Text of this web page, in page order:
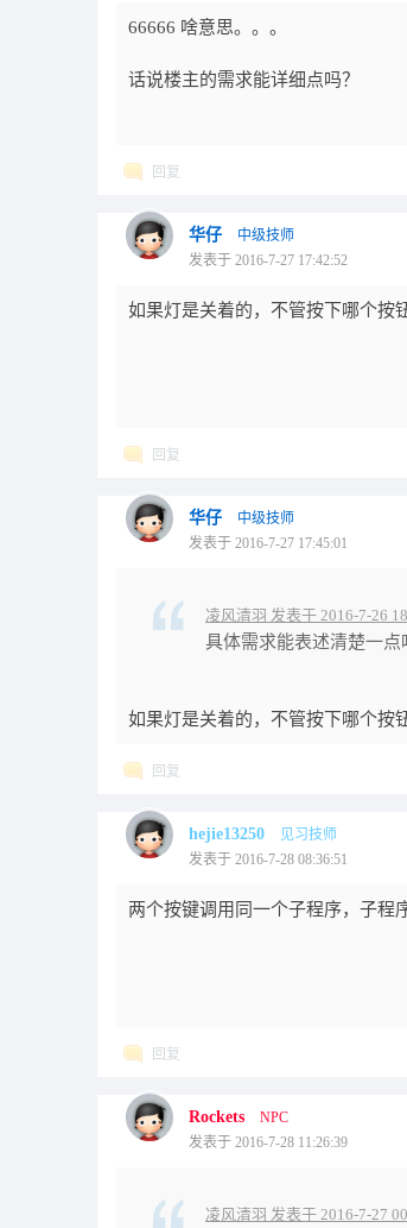
66666 啥意思。。。
话说楼主的需求能详细点吗？
回复
华仔
中级技师
发表于 2016-7-27 17:42:52
如果灯是关着的，不管按下哪个按
回复
华仔
中级技师
发表于 2016-7-27 17:45:01
凌风清羽 发表于 2016-7-26
具体需求能表述清楚一
如果灯是关着的，不管按下哪个按
回复
hejie13250
见习技师
发表于 2016-7-28 08:36:51
两个按键调用同一个子程序，子程
回复
Rockets
NPC
发表于 2016-7-28 11:26:39
凌风清羽 发表于 2016-7-27